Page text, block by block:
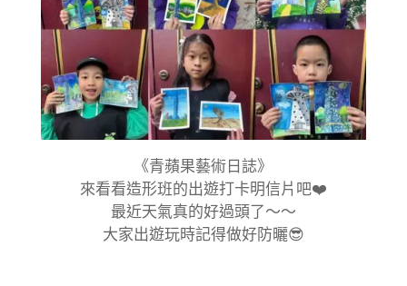
《青蘋果藝術日誌》
來看看造形班的出遊打卡明信片吧❤️
最近天氣真的好過頭了～～
大家出遊玩時記得做好防曬😎